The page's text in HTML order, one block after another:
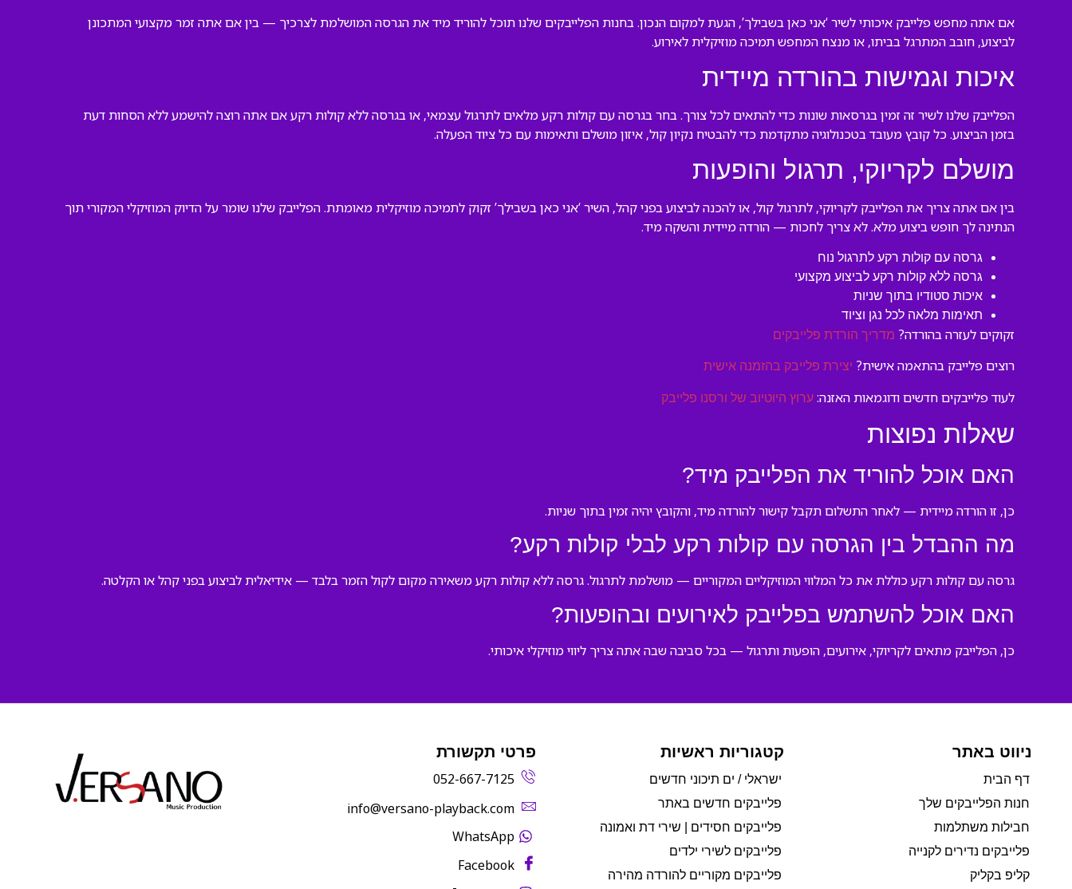
אם אתה מחפש פלייבק איכותי לשיר ‘אני כאן בשבילך’, הגעת למקום הנכון. בחנות הפלייבקים שלנו תוכל להוריד מיד את הגרסה המושלמת לצרכיך — בין אם אתה זמר מקצועי המתכונן
לביצוע, חובב המתרגל בביתו, או מנצח המחפש תמיכה מוזיקלית לאירוע.
איכות וגמישות בהורדה מיידית
הפלייבק שלנו לשיר זה זמין בגרסאות שונות כדי להתאים לכל צורך. בחר בגרסה עם קולות רקע מלאים לתרגול עצמאי, או בגרסה ללא קולות רקע אם אתה רוצה להישמע ללא הסחות דעת
בזמן הביצוע. כל קובץ מעובד בטכנולוגיה מתקדמת כדי להבטיח נקיון קול, איזון מושלם ותאימות עם כל ציוד הפעלה.
מושלם לקריוקי, תרגול והופעות
בין אם אתה צריך את הפלייבק לקריוקי, לתרגול קול, או להכנה לביצוע בפני קהל, השיר ‘אני כאן בשבילך’ זקוק לתמיכה מוזיקלית מאומתת. הפלייבק שלנו שומר על הדיוק המוזיקלי המקורי תוך
הנתינה לך חופש ביצוע מלא. לא צריך לחכות — הורדה מיידית והשקה מיד.
גרסה עם קולות רקע לתרגול נוח
גרסה ללא קולות רקע לביצוע מקצועי
איכות סטודיו בתוך שניות
תאימות מלאה לכל נגן וציוד
זקוקים לעזרה בהורדה? מדריך הורדת פלייבקים
רוצים פלייבק בהתאמה אישית? יצירת פלייבק בהזמנה אישית
לעוד פלייבקים חדשים ודוגמאות האזנה: ערוץ היוטיוב של ורסנו פלייבק
שאלות נפוצות
האם אוכל להוריד את הפלייבק מיד?
כן, זו הורדה מיידית — לאחר התשלום תקבל קישור להורדה מיד, והקובץ יהיה זמין בתוך שניות.
מה ההבדל בין הגרסה עם קולות רקע לבלי קולות רקע?
גרסה עם קולות רקע כוללת את כל המלווי המוזיקליים המקוריים — מושלמת לתרגול. גרסה ללא קולות רקע משאירה מקום לקול הזמר בלבד — אידיאלית לביצוע בפני קהל או הקלטה.
האם אוכל להשתמש בפלייבק לאירועים ובהופעות?
כן, הפלייבק מתאים לקריוקי, אירועים, הופעות ותרגול — בכל סביבה שבה אתה צריך ליווי מוזיקלי איכותי.
ניווט באתר
דף הבית
חנות הפלייבקים שלך
חבילות משתלמות
פלייבקים נדירים לקנייה
קליפ בקליק
קטגוריות ראשיות
ישראלי / ים תיכוני חדשים
פלייבקים חדשים באתר
פלייבקים חסידים | שירי דת ואמונה
פלייבקים לשירי ילדים
פלייבקים מקוריים להורדה מהירה
פרטי תקשורת
052-667-7125
‫info@versano-playback.com‬
WhatsApp
Facebook